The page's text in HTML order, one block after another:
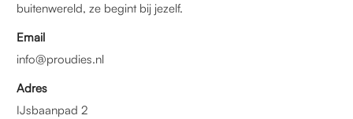
buitenwereld, ze begint bij jezelf.
Email
info@proudies.nl
Adres
IJsbaanpad 2